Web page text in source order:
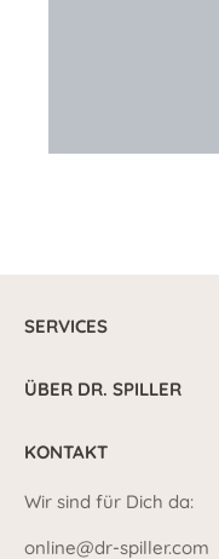
SERVICES
ÜBER DR. SPILLER
KONTAKT
Wir sind für Dich da:
online@dr-spiller.com